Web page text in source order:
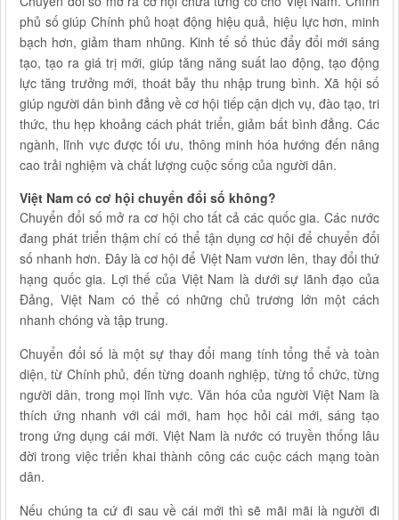
phủ số giúp Chính phủ hoạt động hiệu quả, hiệu lực hơn, minh
bạch hơn, giảm tham nhũng. Kinh tế số thúc đẩy đổi mới sáng
tạo, tạo ra giá trị mới, giúp tăng năng suất lao động, tạo động
lực tăng trưởng mới, thoát bẫy thu nhập trung bình. Xã hội số
giúp người dân bình đẳng về cơ hội tiếp cận dịch vụ, đào tạo, tri
thức, thu hẹp khoảng cách phát triển, giảm bất bình đẳng. Các
ngành, lĩnh vực được tối ưu, thông minh hóa hướng đến nâng
cao trải nghiệm và chất lượng cuộc sống của người dân.
Việt Nam có cơ hội chuyển đổi số không?
Chuyển đổi số mở ra cơ hội cho tất cả các quốc gia. Các nước
đang phát triển thậm chí có thể tận dụng cơ hội để chuyển đổi
số nhanh hơn. Đây là cơ hội để Việt Nam vươn lên, thay đổi thứ
hạng quốc gia. Lợi thế của Việt Nam là dưới sự lãnh đạo của
Đảng, Việt Nam có thể có những chủ trương lớn một cách
nhanh chóng và tập trung.
Chuyển đổi số là một sự thay đổi mang tính tổng thể và toàn
diện, từ Chính phủ, đến từng doanh nghiệp, từng tổ chức, từng
người dân, trong mọi lĩnh vực. Văn hóa của người Việt Nam là
thích ứng nhanh với cái mới, ham học hỏi cái mới, sáng tạo
trong ứng dụng cái mới. Việt Nam là nước có truyền thống lâu
đời trong việc triển khai thành công các cuộc cách mạng toàn
dân.
Nếu chúng ta cứ đi sau về cái mới thì sẽ mãi mãi là người đi